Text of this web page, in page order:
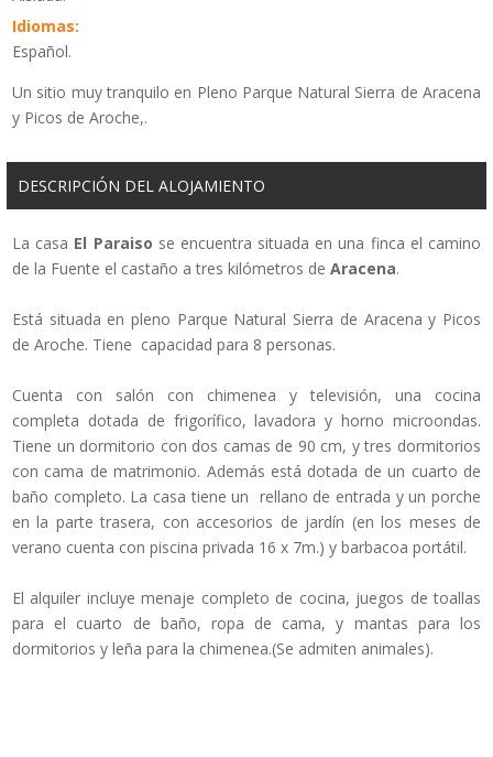
Idiomas:
Español.
Un sitio muy tranquilo en Pleno Parque Natural Sierra de Aracena
y Picos de Aroche,.
DESCRIPCIÓN DEL ALOJAMIENTO
La casa El Paraiso se encuentra situada en una finca el camino
de la Fuente el castaño a tres kilómetros de Aracena.
Está situada en pleno Parque Natural Sierra de Aracena y Picos
de Aroche. Tiene capacidad para 8 personas.
Cuenta con salón con chimenea y televisión, una cocina
completa dotada de frigorífico, lavadora y horno microondas.
Tiene un dormitorio con dos camas de 90 cm, y tres dormitorios
con cama de matrimonio. Además está dotada de un cuarto de
baño completo. La casa tiene un rellano de entrada y un porche
en la parte trasera, con accesorios de jardín (en los meses de
verano cuenta con piscina privada 16 x 7m.) y barbacoa portátil.
El alquiler incluye menaje completo de cocina, juegos de toallas
para el cuarto de baño, ropa de cama, y mantas para los
dormitorios y leña para la chimenea.(Se admiten animales).